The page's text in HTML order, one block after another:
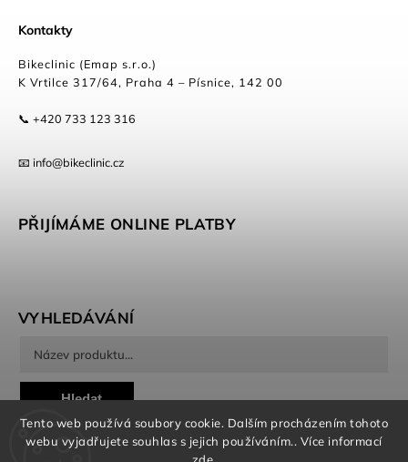
Tento web používá soubory cookie. Dalším procházením tohoto
webu vyjadřujete souhlas s jejich používáním.. Více informací
Kontakty
Bikeclinic (Emap s.r.o.)
K Vrtilce 317/64, Praha 4 – Písnice, 142 00
📞 +420 733 123 316
📧 info@bikeclinic.cz
PŘIJÍMÁME ONLINE PLATBY
VYHLEDÁVÁNÍ
Hledat